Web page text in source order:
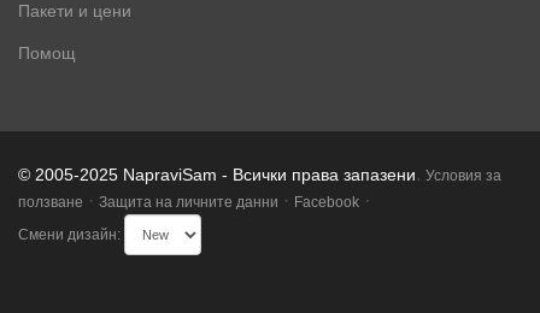
Пакети и цени
Помощ
© 2005-2025 NapraviSam - Всички права запазени. Условия за
ползване · Защита на личните данни · Facebook ·
Смени дизайн: